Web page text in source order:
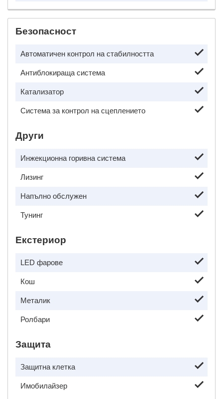
Безопасност
Автоматичен контрол на стабилността
Антиблокираща система
Катализатор
Система за контрол на сцеплението
Други
Инжекционна горивна система
Лизинг
Напълно обслужен
Тунинг
Екстериор
LED фарове
Кош
Металик
Ролбари
Защита
Защитна клетка
Имобилайзер